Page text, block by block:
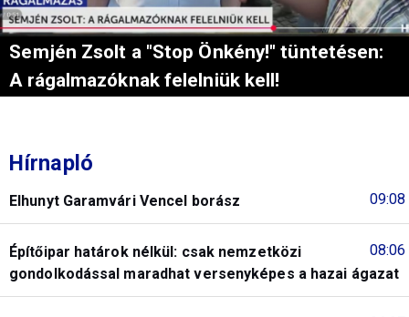
Semjén Zsolt a "Stop Önkény!" tüntetésen:
A rágalmazóknak felelniük kell!
Hírnapló
09:08
Elhunyt Garamvári Vencel borász
08:06
Építőipar határok nélkül: csak nemzetközi
gondolkodással maradhat versenyképes a hazai ágazat